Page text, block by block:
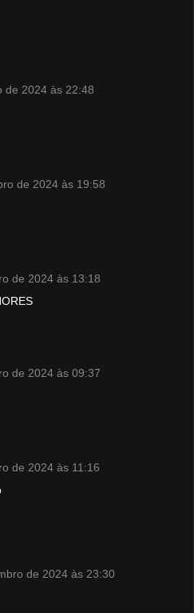
de 2024 às 22:48
de 2024 às 19:58
de 2024 às 13:18
de 2024 às 09:37
de 2024 às 11:16
de 2024 às 23:30